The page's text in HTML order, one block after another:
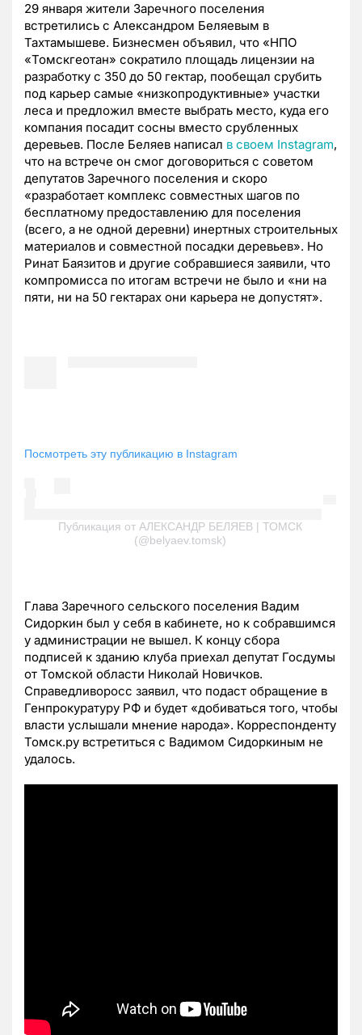
29 января жители Заречного поселения
встретились с Александром Беляевым в
Тахтамышеве. Бизнесмен объявил, что «НПО
«Томскгеотан» сократило площадь лицензии на
разработку с 350 до 50 гектар, пообещал срубить
под карьер самые «низкопродуктивные» участки
леса и предложил вместе выбрать место, куда его
компания посадит сосны вместо срубленных
деревьев. После Беляев написал в своем Instagram,
что на встрече он смог договориться с советом
депутатов Заречного поселения и скоро
«разработает комплекс совместных шагов по
бесплатному предоставлению для поселения
(всего, а не одной деревни) инертных строительных
материалов и совместной посадки деревьев». Но
Ринат Баязитов и другие собравшиеся заявили, что
компромисса по итогам встречи не было и «ни на
пяти, ни на 50 гектарах они карьера не допустят».
Посмотреть эту публикацию в Instagram
Публикация от АЛЕКСАНДР БЕЛЯЕВ | ТОМСК
(@belyaev.tomsk)
Глава Заречного сельского поселения Вадим
Сидоркин был у себя в кабинете, но к собравшимся
у администрации не вышел. К концу сбора
подписей к зданию клуба приехал депутат Госдумы
от Томской области Николай Новичков.
Справедливоросс заявил, что подаст обращение в
Генпрокуратуру РФ и будет «добиваться того, чтобы
власти услышали мнение народа». Корреспонденту
Томск.ру встретиться с Вадимом Сидоркиным не
удалось.